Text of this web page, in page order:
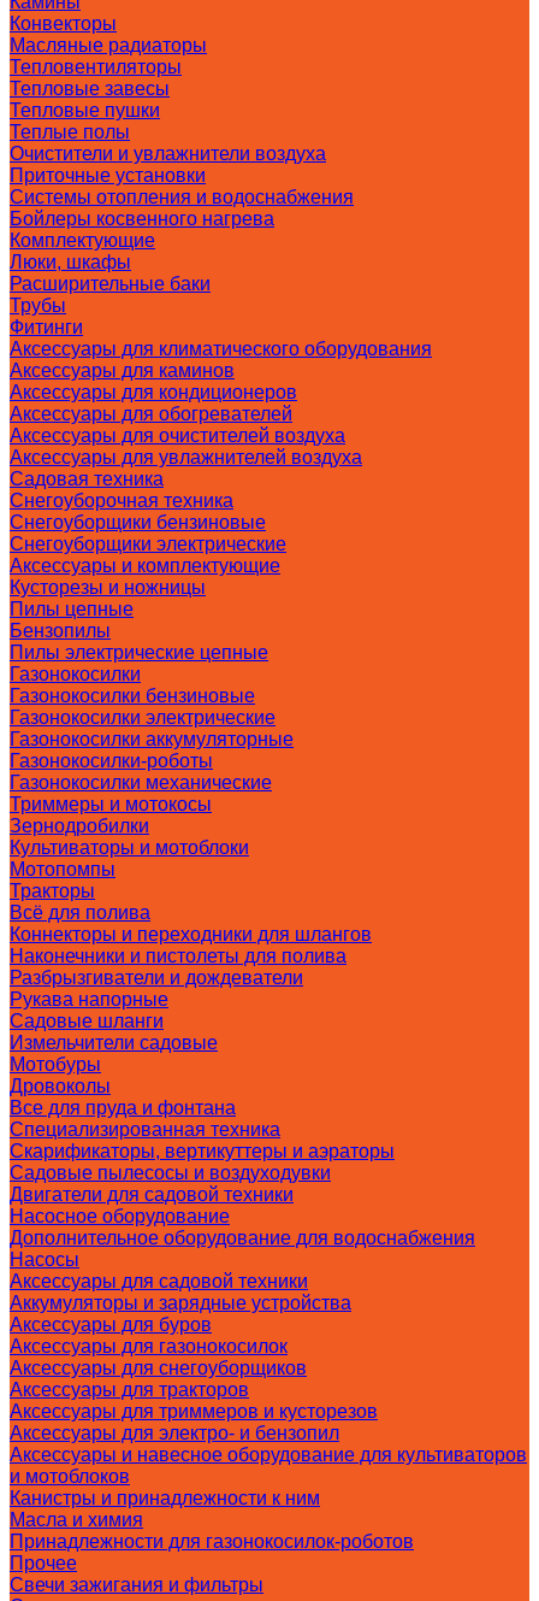
Конвекторы
Масляные радиаторы
Тепловентиляторы
Тепловые завесы
Тепловые пушки
Теплые полы
Очистители и увлажнители воздуха
Приточные установки
Системы отопления и водоснабжения
Бойлеры косвенного нагрева
Комплектующие
Люки, шкафы
Расширительные баки
Трубы
Фитинги
Аксессуары для климатического оборудования
Аксессуары для каминов
Аксессуары для кондиционеров
Аксессуары для обогревателей
Аксессуары для очистителей воздуха
Аксессуары для увлажнителей воздуха
Садовая техника
Снегоуборочная техника
Снегоуборщики бензиновые
Снегоуборщики электрические
Аксессуары и комплектующие
Кусторезы и ножницы
Пилы цепные
Бензопилы
Пилы электрические цепные
Газонокосилки
Газонокосилки бензиновые
Газонокосилки электрические
Газонокосилки аккумуляторные
Газонокосилки-роботы
Газонокосилки механические
Триммеры и мотокосы
Зернодробилки
Культиваторы и мотоблоки
Мотопомпы
Тракторы
Всё для полива
Коннекторы и переходники для шлангов
Наконечники и пистолеты для полива
Разбрызгиватели и дождеватели
Рукава напорные
Садовые шланги
Измельчители садовые
Мотобуры
Дровоколы
Все для пруда и фонтана
Специализированная техника
Скарификаторы, вертикуттеры и аэраторы
Садовые пылесосы и воздуходувки
Двигатели для садовой техники
Насосное оборудование
Дополнительное оборудование для водоснабжения
Насосы
Аксессуары для садовой техники
Аккумуляторы и зарядные устройства
Аксессуары для буров
Аксессуары для газонокосилок
Аксессуары для снегоуборщиков
Аксессуары для тракторов
Аксессуары для триммеров и кусторезов
Аксессуары для электро- и бензопил
Аксессуары и навесное оборудование для культиваторов
и мотоблоков
Канистры и принадлежности к ним
Масла и химия
Принадлежности для газонокосилок-роботов
Прочее
Свечи зажигания и фильтры